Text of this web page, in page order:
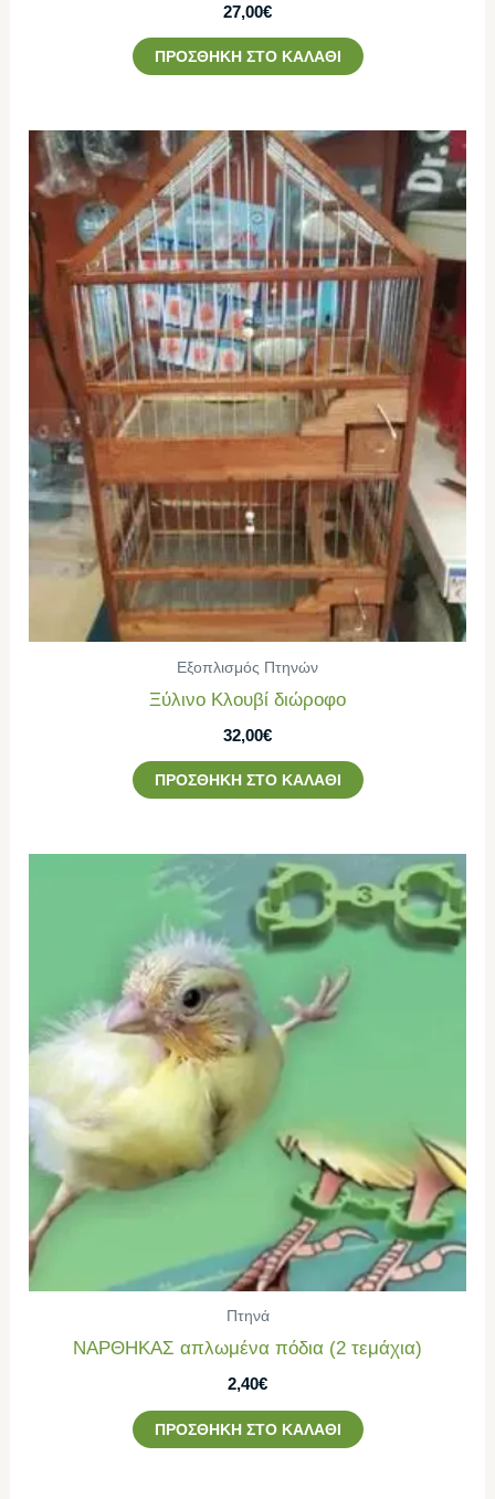
27,00€
ΠΡΟΣΘΉΚΗ ΣΤΟ ΚΑΛΆΘΙ
Εξοπλισμός Πτηνών
Ξύλινο Κλουβί διώροφο
32,00€
ΠΡΟΣΘΉΚΗ ΣΤΟ ΚΑΛΆΘΙ
Πτηνά
ΝΑΡΘΗΚΑΣ απλωμένα πόδια (2 τεμάχια)
2,40€
ΠΡΟΣΘΉΚΗ ΣΤΟ ΚΑΛΆΘΙ